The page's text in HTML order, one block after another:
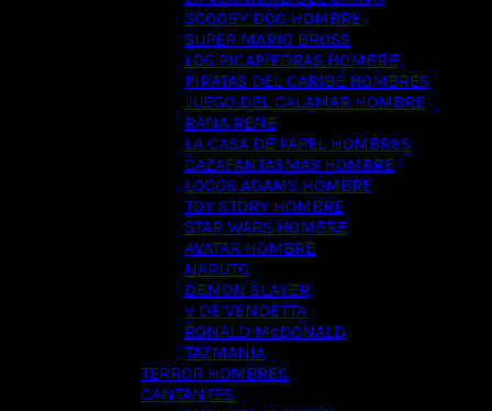
SCOOBY DOO HOMBRE
SUPER MARIO BROSS
LOS PICAPIEDRAS HOMBRE
PIRATAS DEL CARIBE HOMBRES
JUEGO DEL CALAMAR HOMBRE
RANA RENE
LA CASA DE PAPEL HOMBRES
CAZAFANTASMAS HOMBRE
LOCOS ADAMS HOMBRE
TOY STORY HOMBRE
STAR WARS HOMBRE
AVATAR HOMBRE
NARUTO
DEMON SLAYER
V DE VENDETTA
RONALD McDONALD
TAZMANIA
TERROR HOMBRES
CANTANTES